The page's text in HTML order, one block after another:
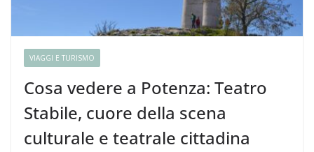
VIAGGI E TURISMO
Cosa vedere a Potenza: Teatro
Stabile, cuore della scena
culturale e teatrale cittadina